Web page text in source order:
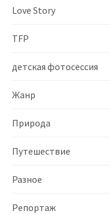
Love Story
TFP
детская фотосессия
Жанр
Природа
Путешествие
Разное
Репортаж